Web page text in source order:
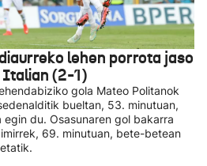
lehen porrota jaso
Italian (2-1)
gola Mateo Politanok
bueltan, 53. minutuan,
du. Osasunaren gol bakarra
69. minutuan, bete-betean